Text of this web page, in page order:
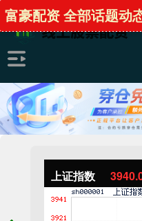
上证指数
富豪配资 全部话题动